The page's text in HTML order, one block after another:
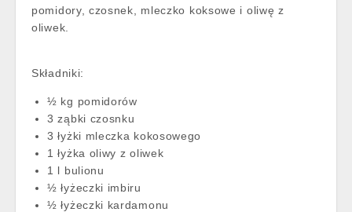
pomidory, czosnek, mleczko koksowe i oliwę z
oliwek.
Składniki:
½ kg pomidorów
3 ząbki czosnku
3 łyżki mleczka kokosowego
1 łyżka oliwy z oliwek
1 l bulionu
½ łyżeczki imbiru
½ łyżeczki kardamonu